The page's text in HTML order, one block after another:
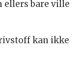
ellers bare ville
kan ikke